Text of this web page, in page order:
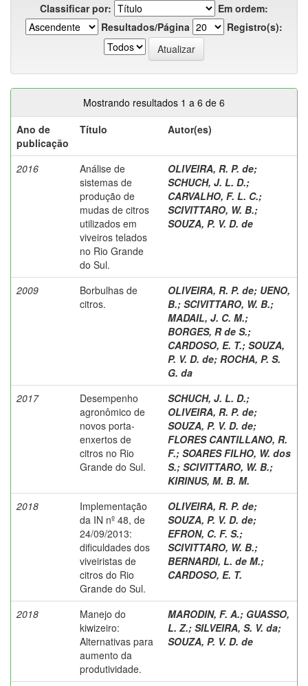
Classificar por:
Em ordem:
Resultados/Página
Registro(s):
Mostrando resultados 1 a 6 de 6
Ano de
publicação
Título Autor(es)
2016
Análise de
sistemas de
produção de
mudas de citros
utilizados em
viveiros telados
no Rio Grande
do Sul.
OLIVEIRA, R. P. de;
SCHUCH, J. L. D.;
CARVALHO, F. L. C.;
SCIVITTARO, W. B.;
SOUZA, P. V. D. de
2009
Borbulhas de
citros.
OLIVEIRA, R. P. de; UENO,
B.; SCIVITTARO, W. B.;
MADAIL, J. C. M.;
BORGES, R de S.;
CARDOSO, E. T.; SOUZA,
P. V. D. de; ROCHA, P. S.
G. da
2017
Desempenho
agronômico de
novos porta-
enxertos de
citros no Rio
Grande do Sul.
SCHUCH, J. L. D.;
OLIVEIRA, R. P. de;
SOUZA, P. V. D. de;
FLORES CANTILLANO, R.
F.; SOARES FILHO, W. dos
S.; SCIVITTARO, W. B.;
KIRINUS, M. B. M.
2018
Implementação
da IN nº 48, de
24/09/2013:
dificuldades dos
viveiristas de
citros do Rio
Grande do Sul.
OLIVEIRA, R. P. de;
SOUZA, P. V. D. de;
EFRON, C. F. S.;
SCIVITTARO, W. B.;
BERNARDI, L. de M.;
CARDOSO, E. T.
2018
Manejo do
kiwizeiro:
Alternativas para
aumento da
produtividade.
MARODIN, F. A.; GUASSO,
L. Z.; SILVEIRA, S. V. da;
SOUZA, P. V. D. de